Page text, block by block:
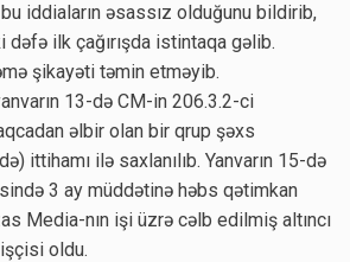
iddiaların əsassız olduğunu bildirib,
dəfə ilk çağırışda istintaqa gəlib.
şikayəti təmin etməyib.
13-də CM-in 206.3.2-ci
əlbir olan bir qrup şəxs
ittihamı ilə saxlanılıb. Yanvarın 15-də
3 ay müddətinə həbs qətimkan
Media-nın işi üzrə cəlb edilmiş altıncı
oldu.